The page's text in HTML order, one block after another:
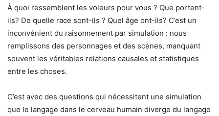
À quoi ressemblent les voleurs pour vous ? Que portent-
ils? De quelle race sont-ils ? Quel âge ont-ils? C’est un
inconvénient du raisonnement par simulation : nous
remplissons des personnages et des scènes, manquant
souvent les véritables relations causales et statistiques
entre les choses.
C’est avec des questions qui nécessitent une simulation
que le langage dans le cerveau humain diverge du langage